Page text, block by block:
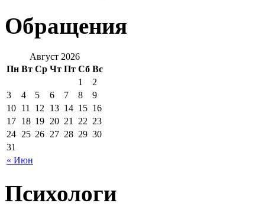
Обращения
Август 2026
Пн Вт Ср Чт Пт Сб Вс
« Июн
1
2
3
4 5 6 7 8
9
10 11 12 13 14 15 16
17 18 19 20 21 22 23
24 25 26 27 28 29 30
31
Психологи